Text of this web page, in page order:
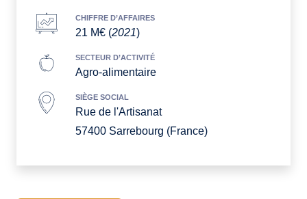
CHIFFRE D’AFFAIRES
21 M€ (2021)
SECTEUR D’ACTIVITÉ
Agro-alimentaire
SIÈGE SOCIAL
Rue de l'Artisanat
57400 Sarrebourg (France)